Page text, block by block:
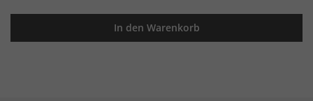
In den Warenkorb